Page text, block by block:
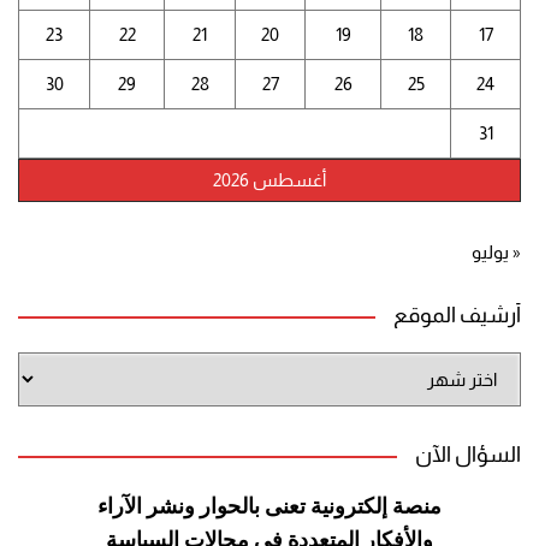
أغسطس 2026
17
18
19
20
21
22
23
24
25
26
27
28
29
30
31
« يوليو
أرشيف الموقع
الموقع
السؤال الآن
منصة إلكترونية تعنى بالحوار ونشر الآراء